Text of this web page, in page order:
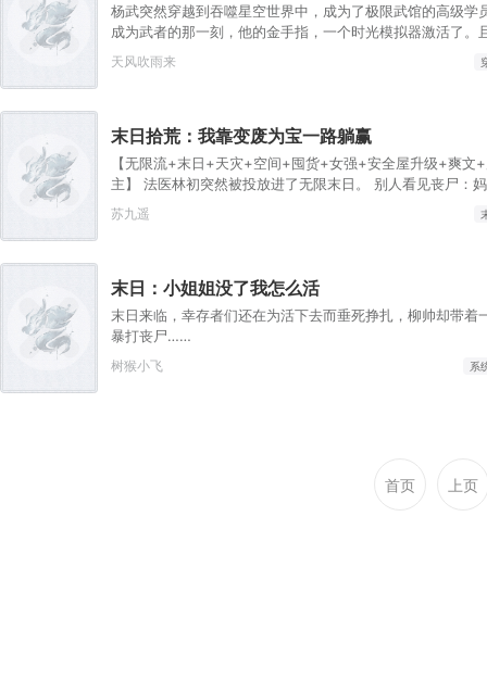
杨武突然穿越到吞噬星空世界中，成为了极限武馆的高级学
成为武者的那一刻，他的金手指，一个时光模拟器激活了。
手指的蝴蝶，如何一点点改变原著的故事线，在这个世界中
天风吹雨来
末日拾荒：我靠变废为宝一路躺赢
【无限流+末日+天灾+空间+囤货+女强+安全屋升级+爽文
主】 法医林初突然被投放进了无限末日。 别人看见丧尸：
东西别过来！！！ 林初看见丧尸：移动的206块骨头！行走
善！ 靠着老本行，她飞快适应了血腥的末日世界。 面对一
苏九遥
末日：小姐姐没了我怎么活
末日来临，幸存者们还在为活下去而垂死挣扎，柳帅却带着
暴打丧尸……
树猴小飞 系
首页 上页